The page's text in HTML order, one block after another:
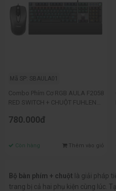
Mã SP: SBAULA01
Combo Phím Cơ RGB AULA F2058
RED SWITCH + CHUỘT FUHLEN
780.000đ
Còn hàng Thêm vào giỏ
Bộ bàn phím + chuột là giải pháp
trang bị cả hai phụ kiện cùng lúc.